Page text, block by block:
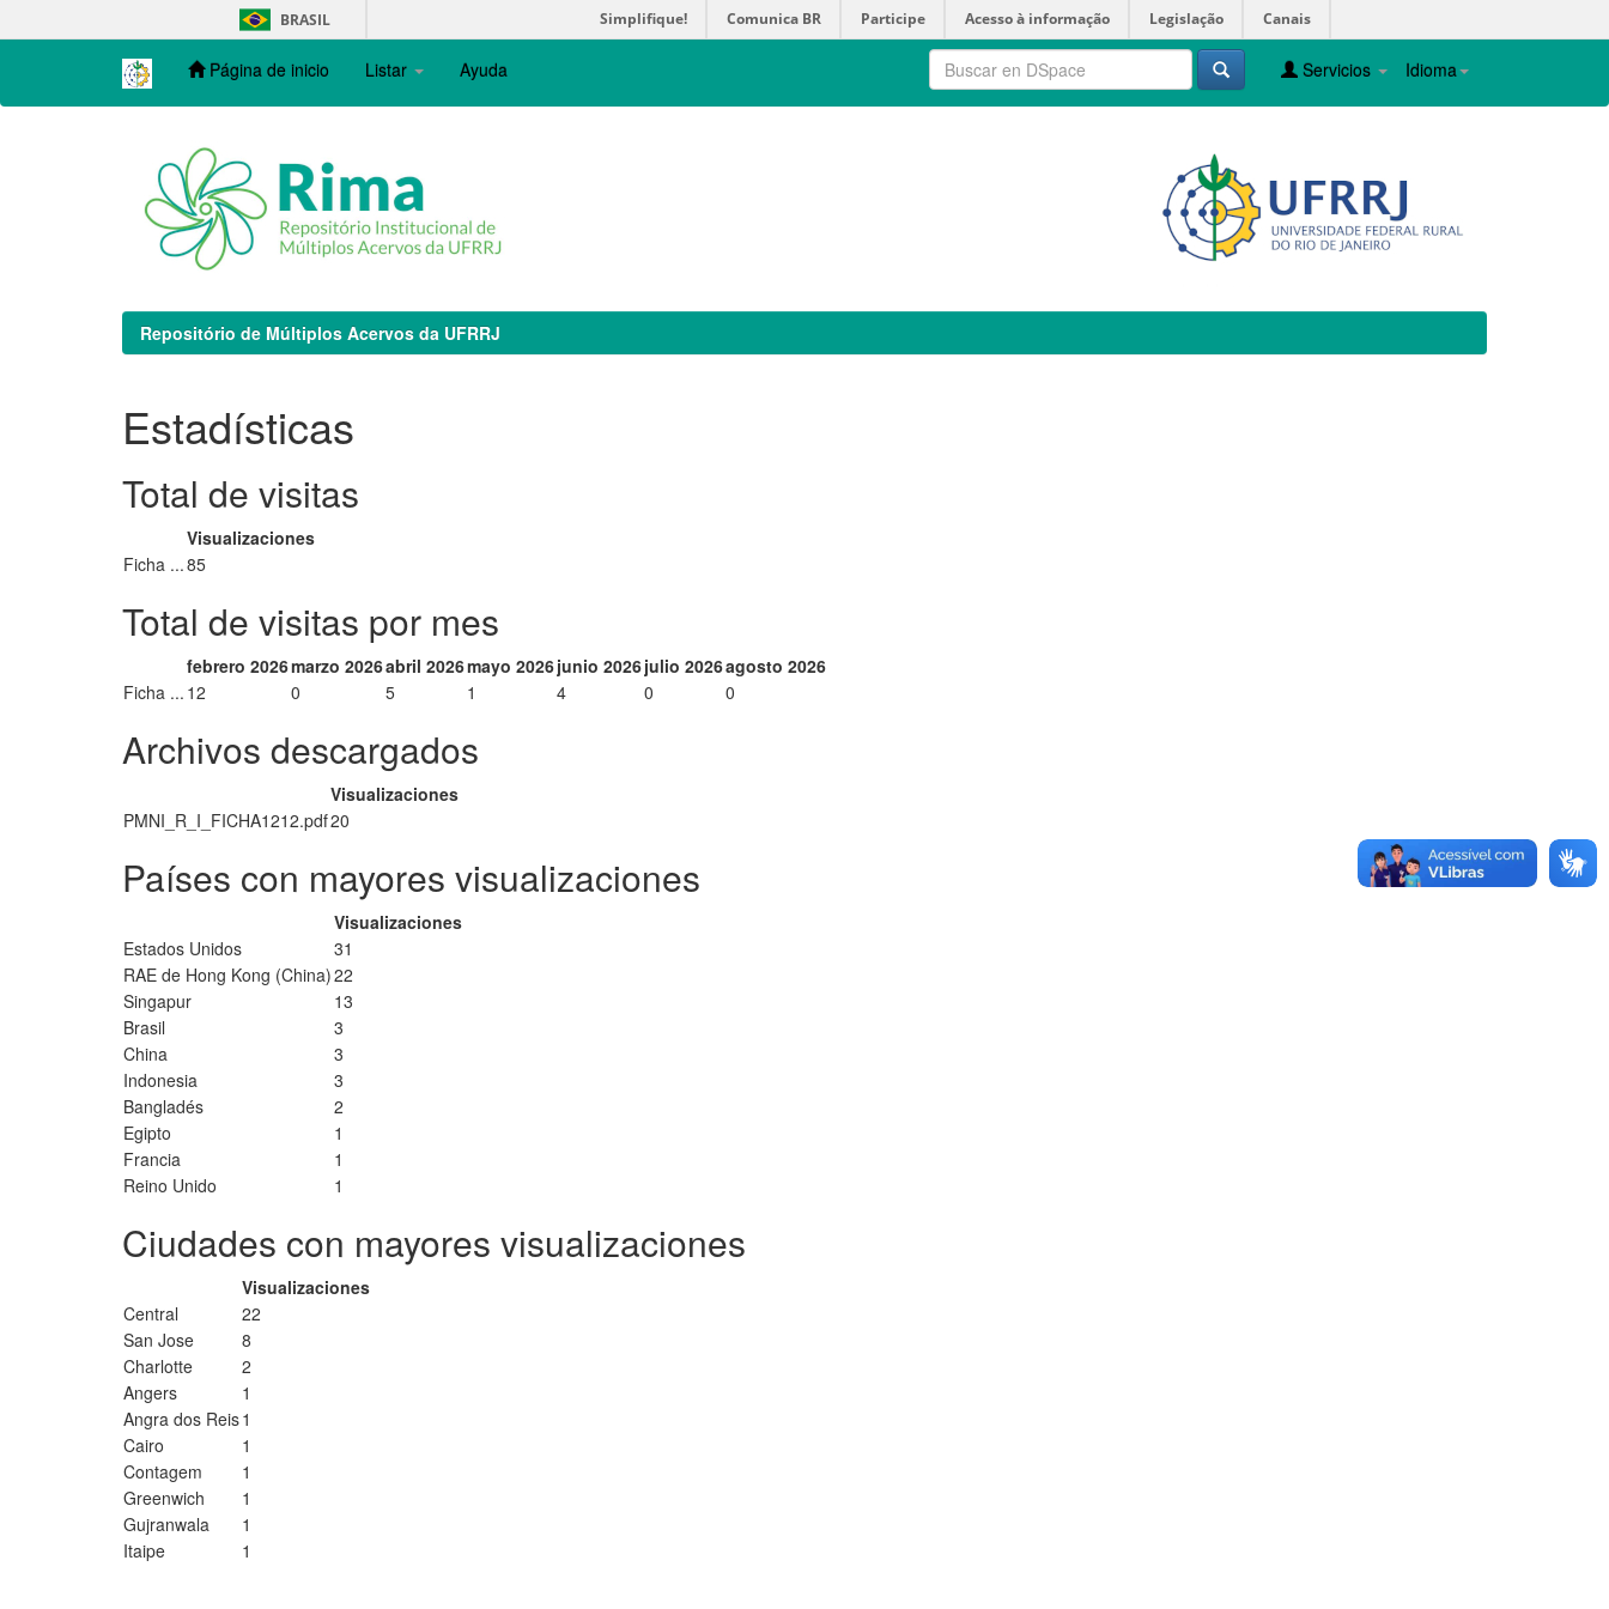
navigation
BRASIL Simplifique! Comunica BR Participe Acesso à informação Legislação Canais
Página de inicio Listar Ayuda Idioma
Servicios
Repositório de Múltiplos Acervos da UFRRJ
Estadísticas
Total de visitas
Visualizaciones
Ficha ...85
Total de visitas por mes
febrero 2026marzo 2026abril 2026mayo 2026junio 2026julio 2026agosto 2026
Ficha ... 12 0 5 1 4 0 0
Archivos descargados
Visualizaciones
PMNI_R_I_FICHA1212.pdf20
Países con mayores visualizaciones
Visualizaciones
Estados Unidos
31
RAE de Hong Kong (China)22
Singapur
13
Brasil
3
China
3
Indonesia
3
Bangladés
2
Egipto
1
Francia
1
Reino Unido
1
Ciudades con mayores visualizaciones
Visualizaciones
Central
22
San Jose
8
Charlotte
2
Angers
1
Angra dos Reis1
Cairo
1
Contagem
1
Greenwich
1
Gujranwala
1
Itaipe
1